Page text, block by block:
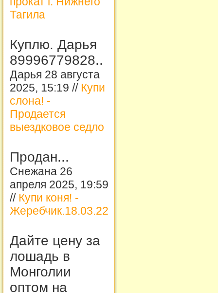
Тагила
Куплю. Дарья
89996779828..
Дарья 28 августа
2025, 15:19 // Купи
слона! -
Продается
выездковое седло
Продан...
Снежана 26
апреля 2025, 19:59
// Купи коня! -
Жеребчик.18.03.22
Дайте цену за
лошадь в
Монголии
оптом на